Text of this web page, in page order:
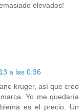
elevados!
a las 0:36
kruger, así que creo
Yo me quedaría
es el precio. Un